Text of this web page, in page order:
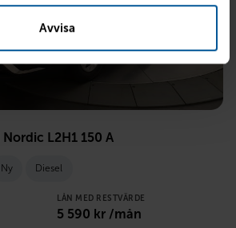
Avvisa
L2H1 150 A
Ny Diesel
LÅN MED RESTVÄRDE
5 590 kr /mån